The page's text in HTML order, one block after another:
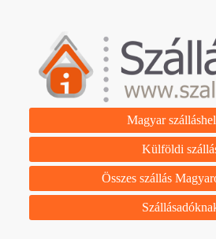
Magyar
Külföldi
Összes szállás